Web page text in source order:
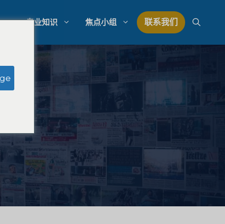
研究 律师事务所发展战略
律师事务所竞争分析
专业知识 焦点小组 联系我们